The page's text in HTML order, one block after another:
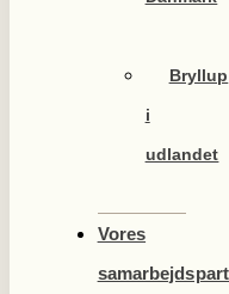
Bryllup
i
udlandet
Vores